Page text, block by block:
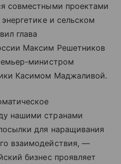
совместными проектами
и сельском
глава
Максим Решетников
министром
Касимом Маджаливой.
нашими странами
для наращивания
взаимодействия, —
бизнес проявляет